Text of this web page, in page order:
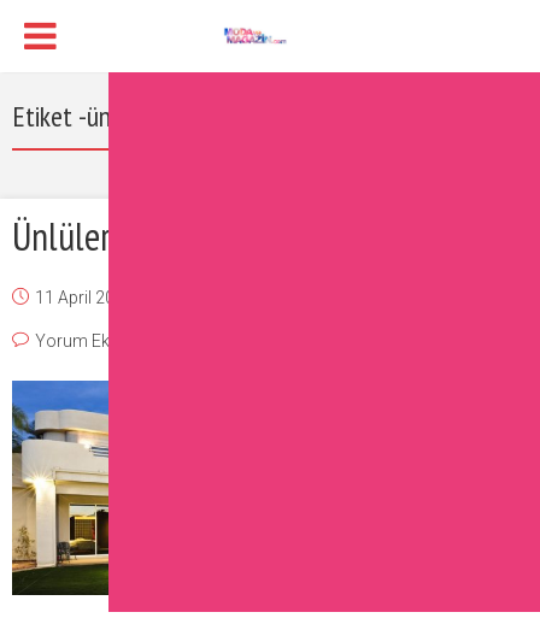
Etiket -ünlüler nerede yaşıyor
Ünlülerin Evleri Çok Konuşulacak!
11 April 2017
Yorum Ekle